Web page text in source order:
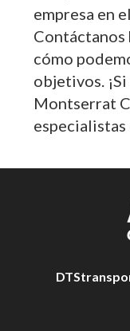
empresa en
Contáctanos
cómo
objetivos.
Montserrat